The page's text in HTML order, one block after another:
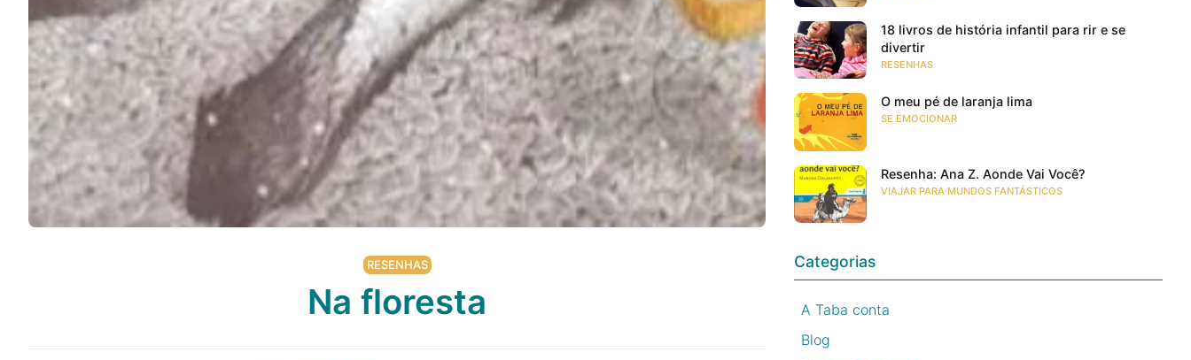
Podcast
Assine
Taba na Escola
RESENHAS
Na floresta
18 livros de história infantil para rir e se
divertir
RESENHAS
O meu pé de laranja lima
SE EMOCIONAR
Resenha: Ana Z. Aonde Vai Você?
VIAJAR PARA MUNDOS FANTÁSTICOS
Categorias
A Taba conta
Blog